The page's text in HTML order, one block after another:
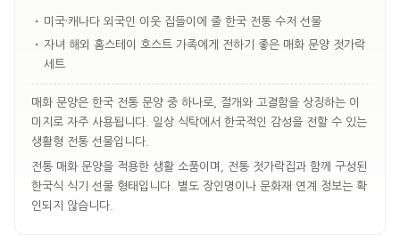
• 미국·캐나다 외국인 이웃 집들이에 줄 한국 전통 수저 선물
• 자녀 해외 홈스테이 호스트 가족에게 전하기 좋은 매화 문양 젓가락
세트
매화 문양은 한국 전통 문양 중 하나로, 절개와 고결함을 상징하는 이
미지로 자주 사용됩니다. 일상 식탁에서 한국적인 감성을 전할 수 있는
생활형 전통 선물입니다.
전통 매화 문양을 적용한 생활 소품이며, 전통 젓가락집과 함께 구성된
한국식 식기 선물 형태입니다. 별도 장인명이나 문화재 연계 정보는 확
인되지 않습니다.